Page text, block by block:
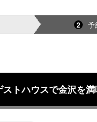
2 予
ストハウスで金沢を